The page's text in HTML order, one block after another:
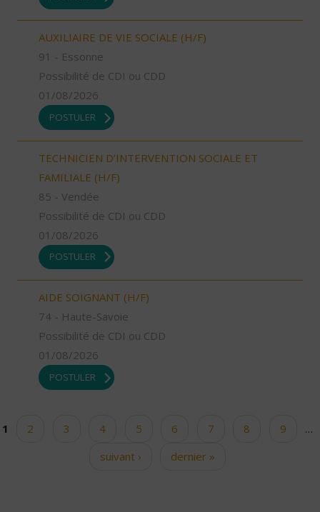
AUXILIAIRE DE VIE SOCIALE (H/F)
91 - Essonne
Possibilité de CDI ou CDD
01/08/2026
POSTULER
TECHNICIEN D’INTERVENTION SOCIALE ET
FAMILIALE (H/F)
85 - Vendée
Possibilité de CDI ou CDD
01/08/2026
POSTULER
AIDE SOIGNANT (H/F)
74 - Haute-Savoie
Possibilité de CDI ou CDD
01/08/2026
POSTULER
Pages
1 2 3 4 5 6 7 8 9
…
suivant ›
dernier »